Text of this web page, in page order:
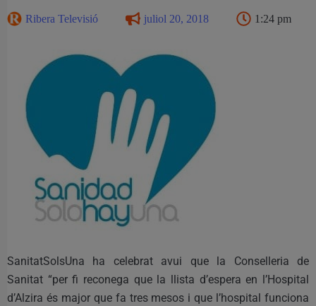
Ribera Televisió juliol 20, 2018 1:24 pm
SanitatSolsUna ha celebrat avui que la Conselleria de
Sanitat “per fi reconega que la llista d’espera en l’Hospital
d’Alzira és major que fa tres mesos i que l’hospital funciona